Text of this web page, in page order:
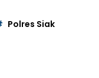
Polres Siak